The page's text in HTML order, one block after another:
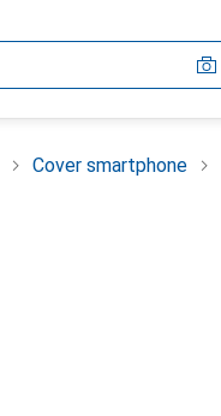
Cover smartphone